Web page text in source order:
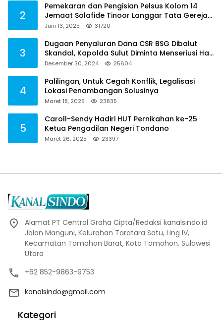
2
Pemekaran dan Pengisian Pelsus Kolom 14
Jemaat Solafide Tinoor Langgar Tata Gereja
2021, Toreh : Ini Perbuatan Melawan Hukum
Juni 13, 2025 31720
3
Dugaan Penyaluran Dana CSR BSG Dibalut
Skandal, Kapolda Sulut Diminta Menseriusi Hal
ini
Desember 30, 2024 25604
4
Palilingan, Untuk Cegah Konflik, Legalisasi
Lokasi Penambangan Solusinya
Maret 18, 2025 23835
5
Caroll-Sendy Hadiri HUT Pernikahan ke-25
Ketua Pengadilan Negeri Tondano
Maret 26, 2025 23397
Alamat PT Central Graha Cipta/Redaksi kanalsindo.id
Jalan Manguni, Kelurahan Taratara Satu, Ling IV,
Kecamatan Tomohon Barat, Kota Tomohon. Sulawesi
Utara
+62 852-9863-9753
kanalsindo@gmail.com
Kategori